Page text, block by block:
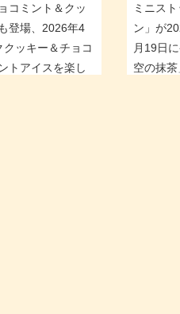
コミント＆クッ
登場、2026年4
クッキー＆チョコ
トアイスを楽し
ミニス
ン」が
月19日
空の抹